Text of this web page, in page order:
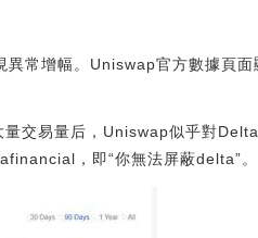
常增幅。Uniswap官方數據頁
交易量后，Uniswap似乎對
，即“你無法屏蔽delta”。